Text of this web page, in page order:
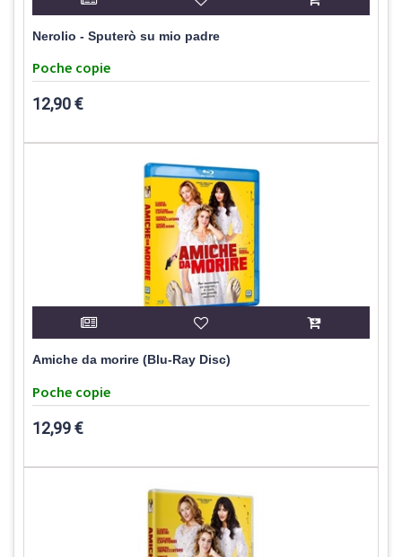
Nerolio - Sputerò su mio padre
Poche copie
12,90 €
Amiche da morire (Blu-Ray Disc)
Poche copie
12,99 €